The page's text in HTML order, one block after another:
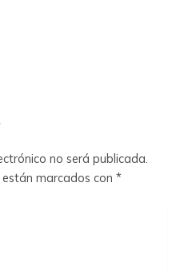
no será publicada.
marcados con*